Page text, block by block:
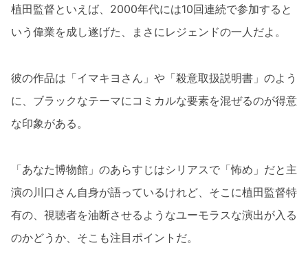
植田監督といえば、2000年代には10回連続で参加すると
いう偉業を成し遂げた、まさにレジェンドの一人だよ。
彼の作品は「イマキヨさん」や「殺意取扱説明書」のよう
に、ブラックなテーマにコミカルな要素を混ぜるのが得意
な印象がある。
「あなた博物館」のあらすじはシリアスで「怖め」だと主
演の川口さん自身が語っているけれど、そこに植田監督特
有の、視聴者を油断させるようなユーモラスな演出が入る
のかどうか、そこも注目ポイントだ。